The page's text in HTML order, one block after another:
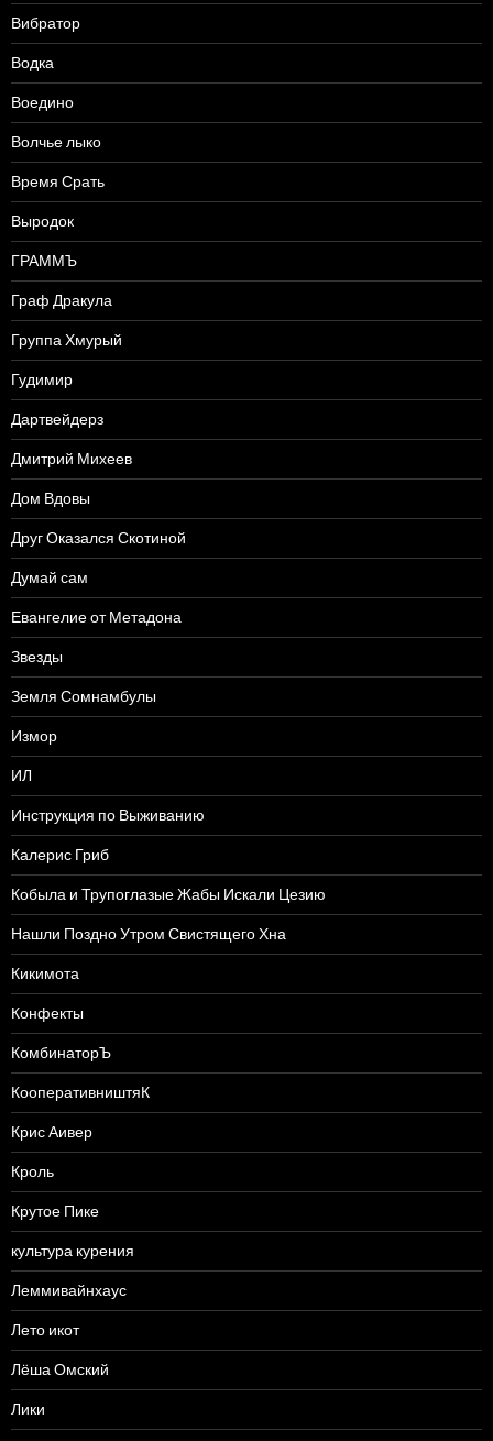
Вибратор
Водка
Воедино
Волчье лыко
Время Срать
Выродок
ГРАММЪ
Граф Дракула
Группа Хмурый
Гудимир
Дартвейдерз
Дмитрий Михеев
Дом Вдовы
Друг Оказался Скотиной
Думай сам
Евангелие от Метадона
Звезды
Земля Сомнамбулы
Измор
ИЛ
Инструкция по Выживанию
Калерис Гриб
Кобыла и Трупоглазые Жабы Искали Цезию
Нашли Поздно Утром Свистящего Хна
Кикимота
Конфекты
КомбинаторЪ
КооперативништяК
Крис Аивер
Кроль
Крутое Пике
культура курения
Леммивайнхаус
Лето икот
Лёша Омский
Лики